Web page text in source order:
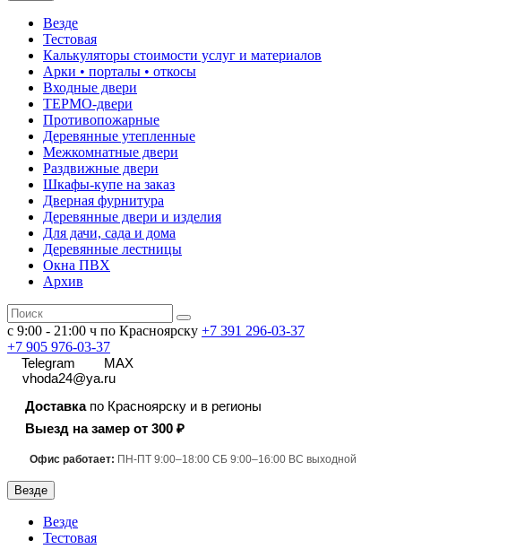
Везде
Тестовая
Калькуляторы стоимости услуг и материалов
Арки • порталы • откосы
Входные двери
ТЕРМО-двери
Противопожарные
Деревянные утепленные
Межкомнатные двери
Раздвижные двери
Шкафы-купе на заказ
Дверная фурнитура
Деревянные двери и изделия
Для дачи, сада и дома
Деревянные лестницы
Окна ПВХ
Архив
с 9:00 - 21:00 ч по Красноярску +7 391 296-03-37
+7 905 976-03-37
Telegram
MAX
vhoda24@ya.ru
Доставкапо Красноярску и в регионы
Выезд на замер от 300 ₽
Офис работает: ПН-ПТ 9:00–18:00 СБ 9:00–16:00 ВС выходной
Везде
Везде
Тестовая